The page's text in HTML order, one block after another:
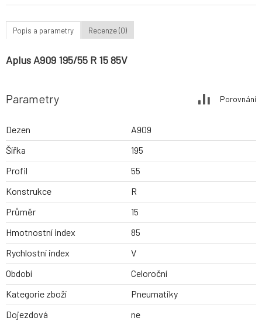
Popis a parametry Recenze (0)
Aplus A909 195/55 R 15 85V
Parametry Porovnání
Dezen
A909
Šířka
195
Profil
55
Konstrukce
R
Průměr
15
Hmotnostní index
85
Rychlostní index
V
Období
Celoroční
Kategorie zboží
Pneumatiky
Dojezdová
ne